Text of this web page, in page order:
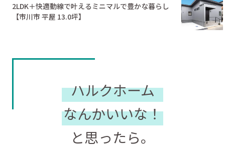
2LDK＋快適動線で叶えるミニマルで豊かな暮らし
【市川市 平屋 13.0坪】
ハルクホーム
なんかいいな！
と思ったら。